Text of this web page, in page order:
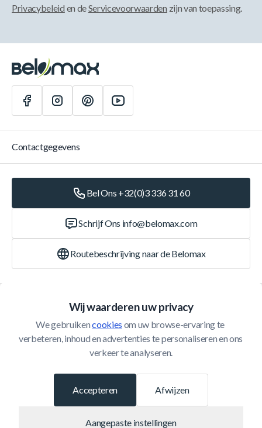
Wij waarderen uw privacy
We gebruiken cookies om uw browse-ervaring te
verbeteren, inhoud en advertenties te personaliseren en ons
verkeer te analyseren.
Afwijzen
Aangepaste instellingen
Accepteren
Privacybeleid en deServicevoorwaarden zijn van toepassing.
Klantenservice
Contactgegevens
Bel Ons +32(0)3 336 31 60
Schrijf Ons info@belomax.com
Routebeschrijving naar de Belomax